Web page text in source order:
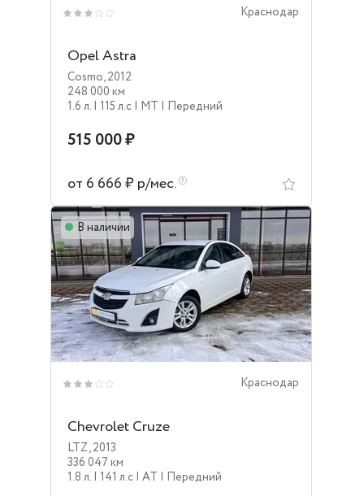
Краснодар
Opel Astra
Cosmo,2012
248 000 км
1.6 л. | 115 л.c | MT | Передний
515 000 ₽
от 6 666 ₽ р/мес.
В наличии
Краснодар
Chevrolet Cruze
LTZ,2013
336 047 км
1.8 л. | 141 л.c | AT | Передний